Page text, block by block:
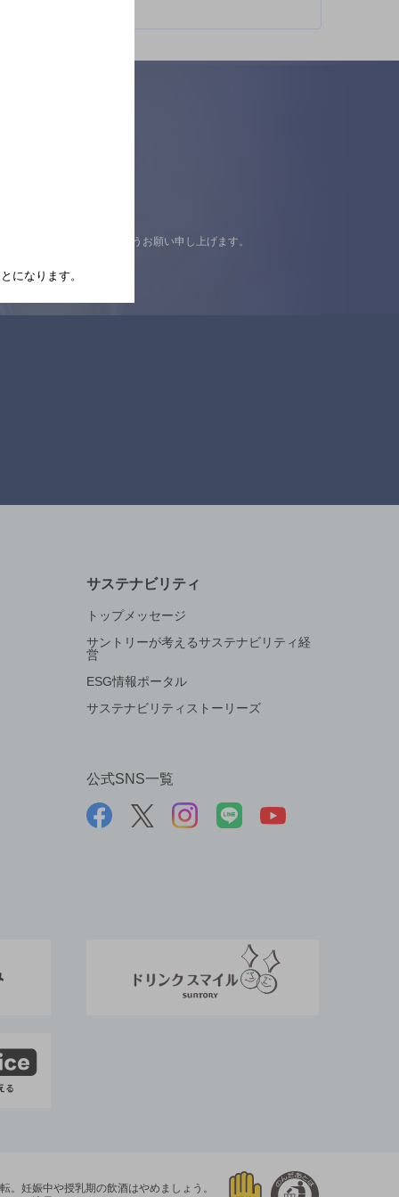
の上ご来店くださいますようお願い申し上げます。
サステナビリティ
トップメッセージ
サントリーが考えるサステナビリティ経
営
ESG情報ポータル
サステナビリティストーリーズ
公式SNS一覧
。 妊娠中や授乳期の飲酒はやめましょう。
になります。